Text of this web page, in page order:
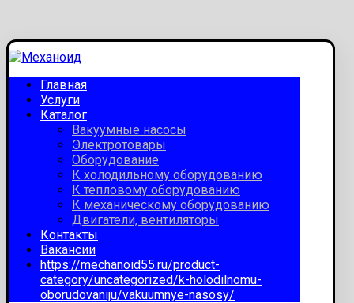
Главная
Услуги
Каталог
Вакуумные насосы
Электротовары
Оборудование
К холодильному оборудованию
К тепловому оборудованию
К механическому оборудованию
Двигатели, вентиляторы
Контакты
Вакансии
https://mechanoid55.ru/product-
category/uncategorized/k-holodilnomu-
oborudovaniju/vakuumnye-nasosy/